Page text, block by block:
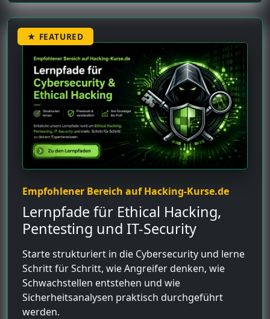
★ FEATURED
Empfohlener Bereich auf Hacking-Kurse.de
Lernpfade für Ethical Hacking,
Pentesting und IT-Security
Starte strukturiert in die Cybersecurity und lerne
Schritt für Schritt, wie Angreifer denken, wie
Schwachstellen entstehen und wie
Sicherheitsanalysen praktisch durchgeführt
werden.